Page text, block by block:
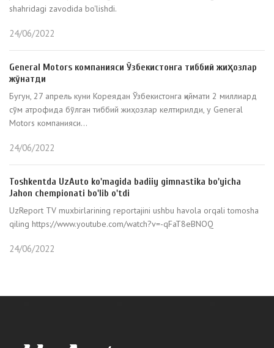
shahridagi zavodida bo'lishdi.
24/06/2022
General Motors компанияси Ўзбекистонга тиббий жиҳозлар
жўнатди
Бугун, 27 апрель куни Кореядан Ўзбекистонга қиймати 2 миллиард
сўм атрофида бўлган тиббий жиҳозлар келтирилди, у General
Motors компанияси...
24/06/2022
Toshkentda UzAuto ko'magida badiiy gimnastika bo'yicha
Jahon chempionati bo'lib o'tdi
UzReport TV muxbirlarining reportajini ushbu havola orqali tomosha
qiling https://www.youtube.com/watch?v=-qFaT8eBNOQ
24/06/2022